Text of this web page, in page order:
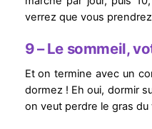
verrez que vous
9 – Le sommeil,
Et on termine avec un
dormez ! Eh oui, dormir
on veut perdre le gras du